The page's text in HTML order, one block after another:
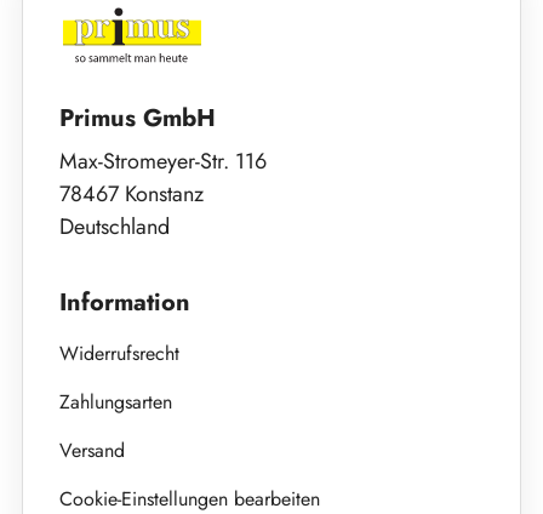
Primus GmbH
Max-Stromeyer-Str. 116
78467 Konstanz
Deutschland
Information
Widerrufsrecht
Zahlungsarten
Versand
Cookie-Einstellungen bearbeiten